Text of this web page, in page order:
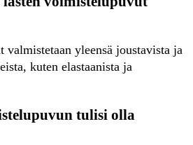
valmistetaan yleensä joustavista ja
kuten elastaanista ja
tulisi olla